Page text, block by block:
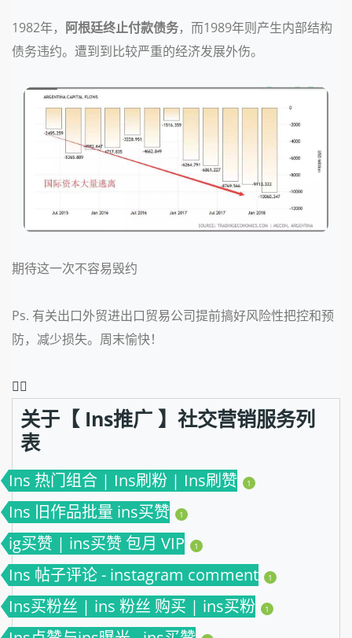
1982年， 阿根廷终止付款债务，而1989年则产生内部结构
债务违约。遭到到比较严重的经济发展外伤。
期待这一次不容易毁约
Ps. 有关出口外贸进出口贸易公司提前搞好风险性把控和预
防，减少损失。周末愉快！
❤️‍🔥
关于【 Ins推广 】社交营销服务列
表
Ins 热门组合 | Ins刷粉 | Ins刷赞 1
Ins 旧作品批量 ins买赞 1
ig买赞 | ins买赞 包月 VIP 1
Ins 帖子评论 - instagram comment 1
Ins买粉丝 | ins 粉丝 购买 | ins买粉 1